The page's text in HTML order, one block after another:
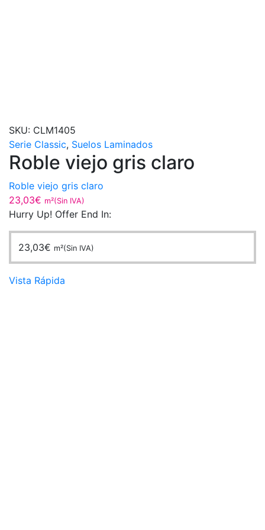
SKU: CLM1405
Serie Classic, Suelos Laminados
Roble viejo gris claro
Roble viejo gris claro
23,03€ m²(Sin IVA)
Hurry Up! Offer End In:
23,03€ m²(Sin IVA)
Vista Rápida